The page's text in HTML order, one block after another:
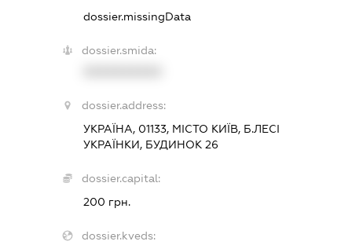
dossier.missingData
dossier.smida:
dossier.address:
УКРАЇНА, 01133, МІСТО КИЇВ, Б.ЛЕСІ
УКРАЇНКИ, БУДИНОК 26
dossier.capital:
200 грн.
dossier.kveds: